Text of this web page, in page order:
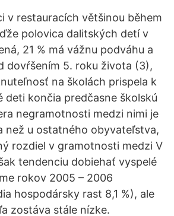
v restauracích většinou během
polovica dalitských detí v
21 % má vážnu podváhu a
dovŕšením 5. roku života (3),
na školách prispela k
deti končia predčasne školskú
negramotnosti medzi nimi je
než u ostatného obyvateľstva,
rozdiel v gramotnosti medzi V
tendenciu dobiehať vyspelé
rokov 2005 – 2006
hospodársky rast 8,1 %), ale
zostáva stále nízke.